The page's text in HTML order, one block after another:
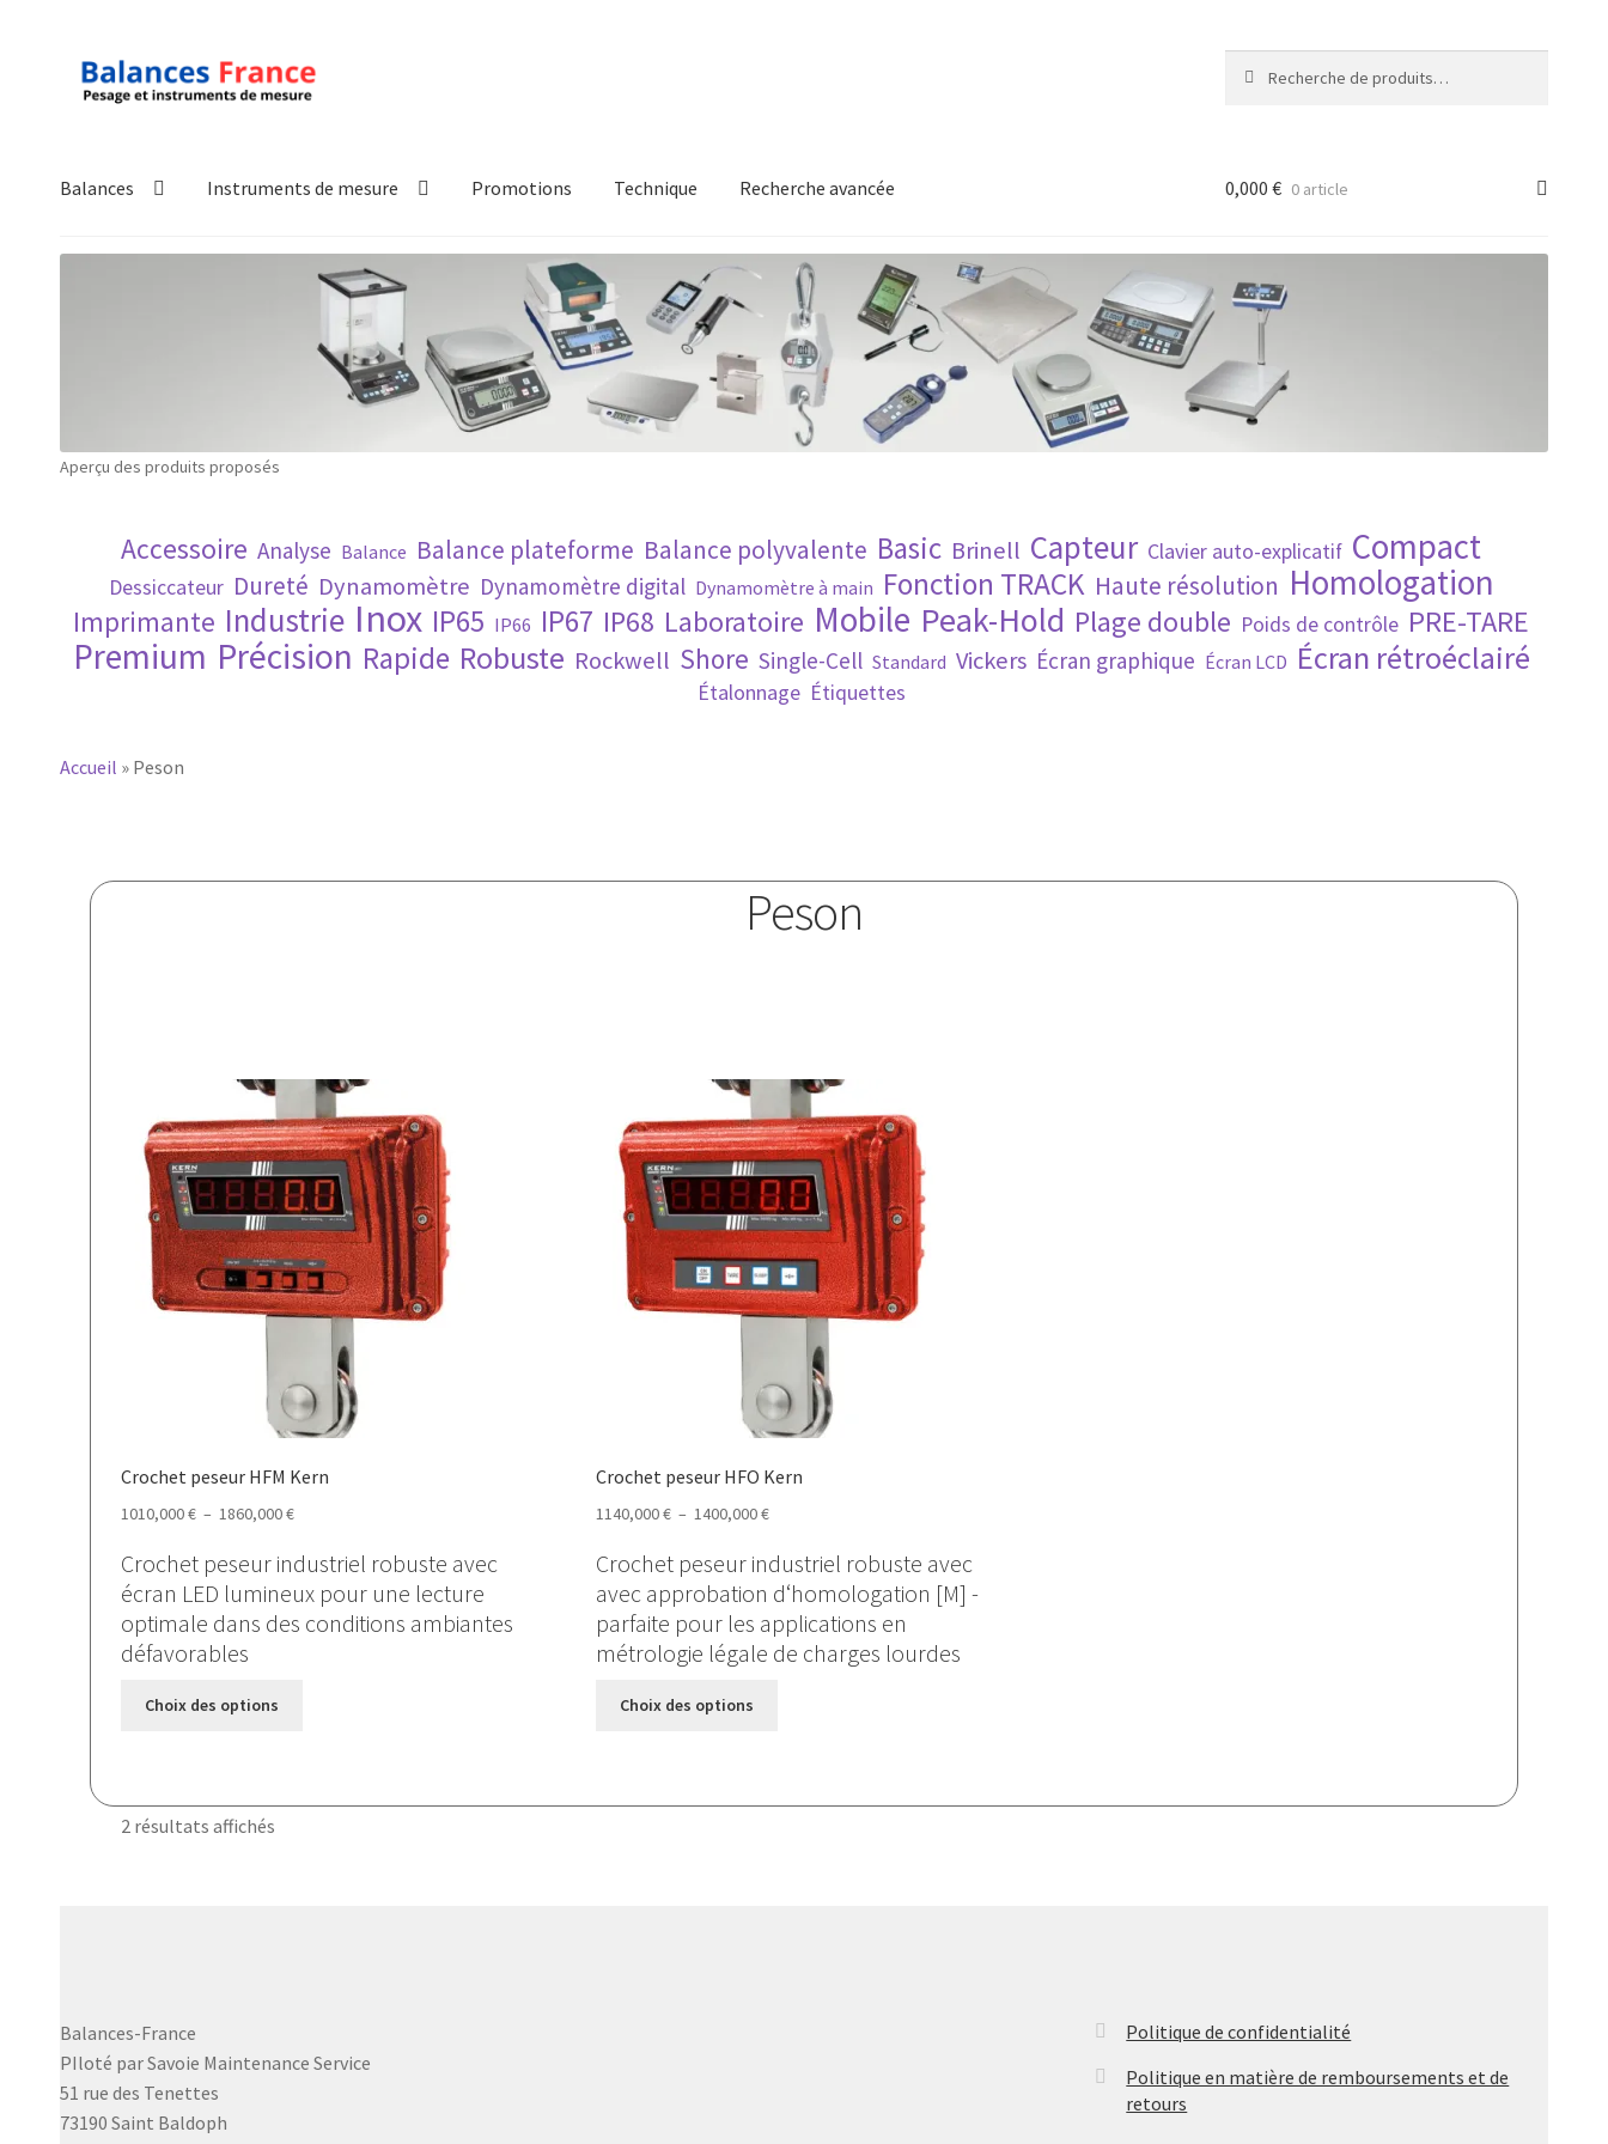
Aller
Aller
Balances Instruments de mesure Promotions Technique Recherche avancée
Politique de confidentialité Politique en matière de remboursements et de retours Recherche avancée
Validation de la commande
0,000 € 0 article
Aperçu des produits proposés
Accessoire Analyse Balance Balance plateforme Balance polyvalente Basic Brinell Capteur Clavier auto-explicatif Compact
Dessiccateur Dureté Dynamomètre Dynamomètre digital Dynamomètre à main Fonction TRACK Haute résolution Homologation
Imprimante Industrie Inox IP65 IP66 IP67 IP68 Laboratoire Mobile Peak-Hold Plage double Poids de contrôle PRE-TARE
Premium Précision Rapide Robuste Rockwell Shore Single-Cell Standard Vickers Écran graphique Écran LCD Écran rétroéclairé
Étalonnage Étiquettes
Accueil » Peson
Peson
Crochet peseur HFM Kern
1010,000€ – 1860,000€Plage
prix :
1010,000 €
à
Crochet peseur industriel robuste avec
écran LED lumineux pour une lecture
optimale dans des conditions ambiantes
défavorables
Choix des options
variations.
page
Crochet peseur HFO Kern
1140,000€ – 1400,000€Plage
prix :
1140,000 €
à
1400,000 €
Crochet peseur industriel robuste avec
avec approbation d‘homologation [M] -
parfaite pour les applications en
métrologie légale de charges lourdes
Choix des options
variations.
2 résultats affichés
Balances-France
PIloté par Savoie Maintenance Service
51 rue des Tenettes
73190 Saint Baldoph
Politique de confidentialité
Politique en matière de remboursements et de
retours